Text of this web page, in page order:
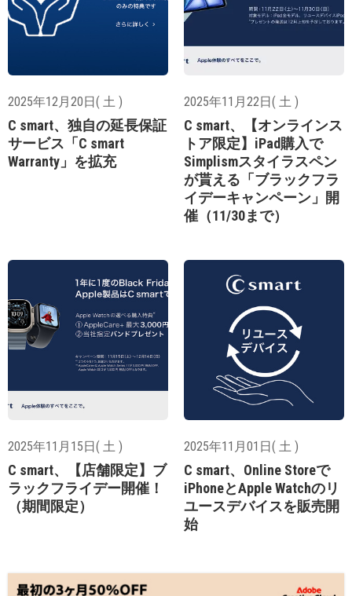
2025年12月20日( 土 )
C smart、独自の延長保証
サービス「C smart
Warranty」を拡充
2025年11月22日( 土 )
C smart、【オンラインス
トア限定】iPad購入で
Simplismスタイラスペン
が貰える「ブラックフラ
イデーキャンペーン」開
催（11/30まで）
2025年11月15日( 土 )
C smart、【店舗限定】ブ
ラックフライデー開催！
（期間限定）
2025年11月01日( 土 )
C smart、Online Storeで
iPhoneとApple Watchのリ
ユースデバイスを販売開
始